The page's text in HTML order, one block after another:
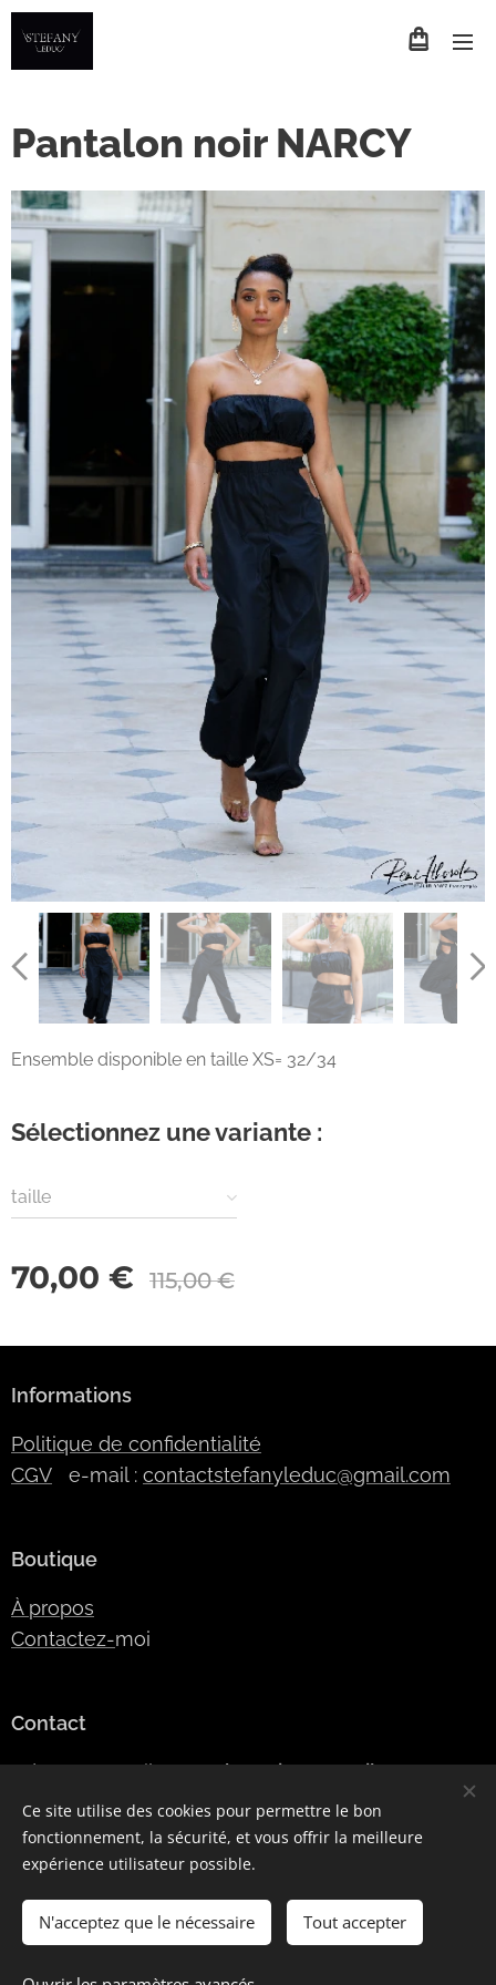
Pantalon noir NARCY
Ensemble disponible en taille XS= 32/34
Sélectionnez une variante :
taille
70,00 € 115,00€
Ajouter au panier
Informations
Politique de confidentialité
CGV e-mail : contactstefanyleduc@gmail.com
Boutique
À propos
Contactez-moi
Contact
Adresse e-mail:SLModeDesign@gmail.com
Numéro de téléphone:06 42 24 45 09
Optimisé parWebnode Cookies
Ce site utilise des cookies pour permettre le bon
fonctionnement, la sécurité, et vous offrir la meilleure
expérience utilisateur possible.
N'acceptez que le nécessaire Tout accepter